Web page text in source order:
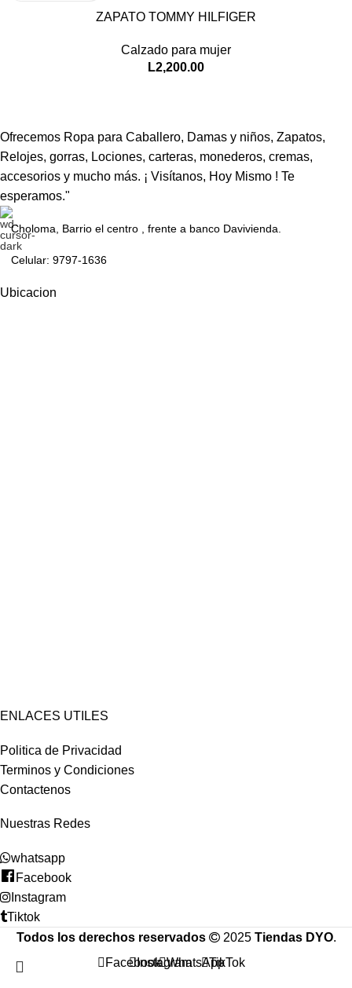
ZAPATO TOMMY HILFIGER
Calzado para mujer
L2,200.00
Ofrecemos Ropa para Caballero, Damas y niños, Zapatos,
Relojes, gorras, Lociones, carteras, monederos, cremas,
accesorios y mucho más. ¡ Visítanos, Hoy Mismo ! Te
esperamos."
Choloma, Barrio el centro , frente a banco Davivienda.
Celular: 9797-1636
Ubicacion
ENLACES UTILES
Politica de Privacidad
Terminos y Condiciones
Contactenos
Nuestras Redes
whatsapp
Facebook
Instagram
Tiktok
Todos los derechos reservados
2025 Tiendas DYO.
FacebookInstagramWhatsAppTikTok